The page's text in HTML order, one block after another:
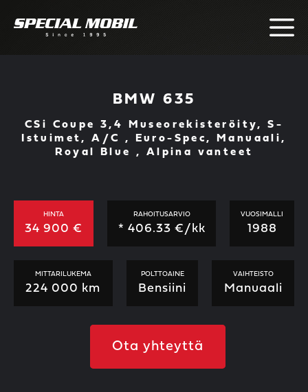
BMW 635
CSi Coupe 3,4 Museorekisteröity, S-
Istuimet, A/C , Euro-Spec, Manuaali,
Royal Blue , Alpina vanteet
HINTA
34 900 €
RAHOITUSARVIO
* 406.33 €/kk
VUOSIMALLI
1988
MITTARILUKEMA
224 000 km
POLTTOAINE
Bensiini
VAIHTEISTO
Manuaali
Ota yhteyttä